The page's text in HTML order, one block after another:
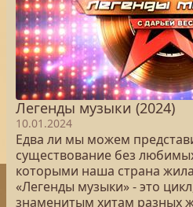
Легенды музыки (2024)
10.01.2024
Едва ли мы можем
существование без
которыми наша страна
«Легенды музыки» - это
знаменитым хитам разных